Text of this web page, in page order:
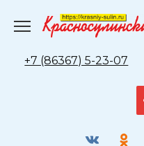
содержанию
+7 (86367) 5-23-07